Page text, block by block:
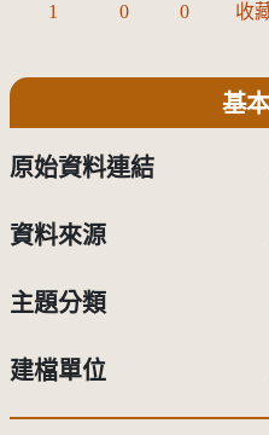
1 0 0 收
基
原始資料連結
資料來源
主題分類
建檔單位